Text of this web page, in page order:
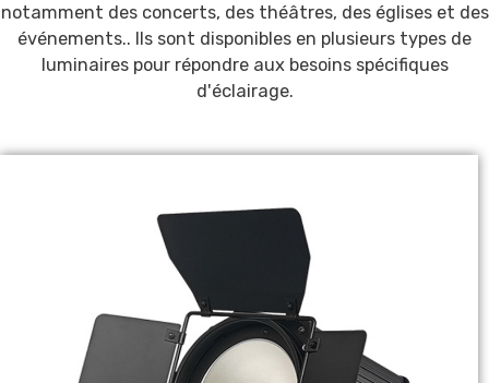
notamment des concerts, des théâtres, des églises et des
événements.. Ils sont disponibles en plusieurs types de
luminaires pour répondre aux besoins spécifiques
d'éclairage.